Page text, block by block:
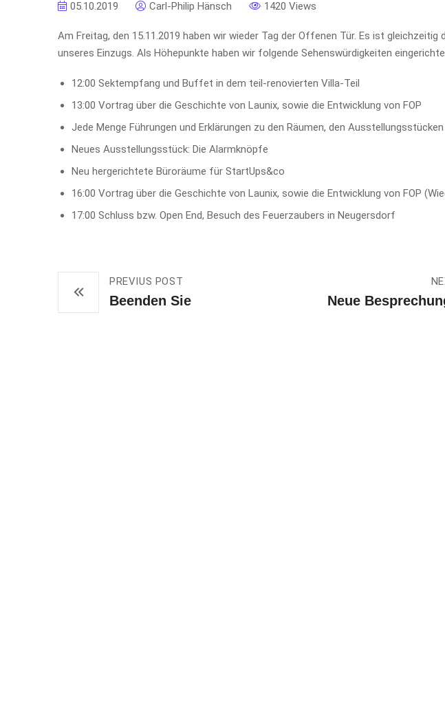
05.10.2019 Carl-Philip Hänsch 1420 Views
Am Freitag, den 15.11.2019 haben wir wieder Tag der Offenen Tür. Es ist gleichzeitig
unseres Einzugs. Als Höhepunkte haben wir folgende Sehenswürdigkeiten
12:00 Sektempfang und Buffet in dem teil-renovierten Villa-Teil
13:00 Vortrag über die Geschichte von Launix, sowie die Entwicklung von FOP
Jede Menge Führungen und Erklärungen zu den Räumen, den
Neues Ausstellungsstück: Die Alarmknöpfe
Neu hergerichtete Büroräume für StartUps&co
16:00 Vortrag über die Geschichte von Launix, sowie die Entwicklung von FOP
17:00 Schluss bzw. Open End, Besuch des Feuerzaubers in Neugersdorf
PREVIUS POST
Beenden Sie Neue